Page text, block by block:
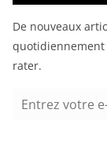
De nouveaux
quotidiennement
rater.